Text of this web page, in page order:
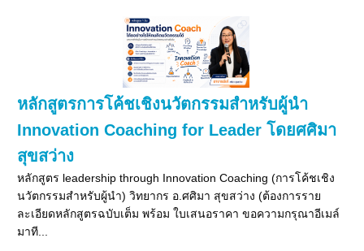
หลักสูตรการโค้ชเชิงนวัตกรรมสําหรับผู้นำ
Innovation Coaching for Leader โดยศศิมา
สุขสว่าง
หลักสูตร leadership through Innovation Coaching (การโค้ชเชิง
นวัตกรรมสําหรับผู้นำ) วิทยากร อ.ศศิมา สุขสว่าง (ต้องการราย
ละเอียดหลักสูตรฉบับเต็ม พร้อม ใบเสนอราคา ขอความกรุณาอีเมล์
มาที...